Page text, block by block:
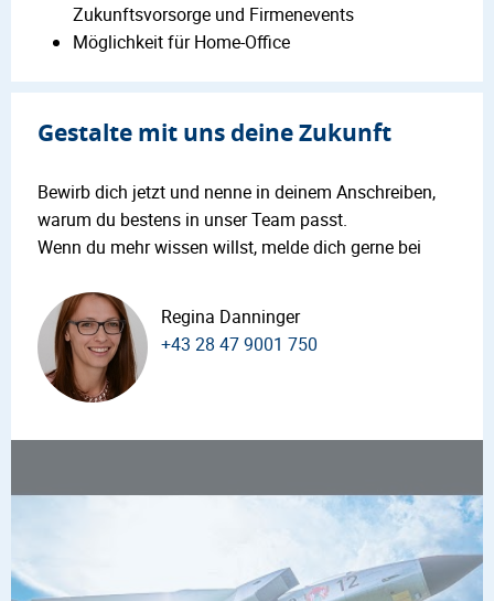
Zukunftsvorsorge und Firmenevents
Möglichkeit für Home-Office
Gestalte mit uns deine Zukunft
Bewirb dich jetzt und nenne in deinem Anschreiben,
warum du bestens in unser Team passt.
Wenn du mehr wissen willst, melde dich gerne bei
Regina Danninger
+43 28 47 9001 750